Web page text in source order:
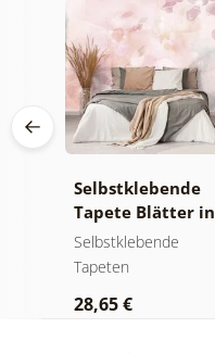
Selbstklebende
Tapete Blätter in
Pastelltönen
Selbstklebende
Tapeten
28,65 €